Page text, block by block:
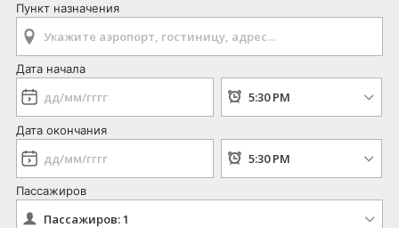
Пункт назначения
Дата начала
Дата окончания
Пассажиров